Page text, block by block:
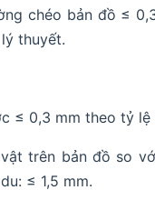
chéo bản đồ ≤
thuyết.
≤ 0,3 mm theo tỷ lệ
trên bản đồ so
≤ 1,5 mm.